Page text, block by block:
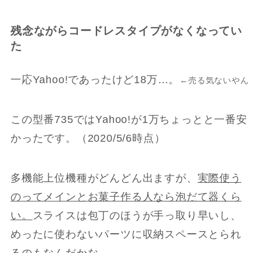
残念ながらコードレスタイプがなくなってい
た
一応Yahoo!であったけど18万…。 ←売る気ないやん
この型番735ではYahoo!が1万ちょっとと一番安
かったです。（2020/5/6時点）
多機能上位機種がどんどん出ますが、 実際使う
のってメインとお菓子作る人なら泡だて器くら
い。
スライスは包丁のほうが手っ取り早いし、
めったに使わないパーツに収納スペースとられ